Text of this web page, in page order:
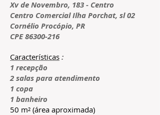
Xv de Novembro, 183 - Centro
Centro Comercial Ilha Porchat, sl 02
Cornélio Procópio, PR
CPE86300-216
Características :
1 recepção
2 salas para atendimento
1 copa
1 banheiro
50 m² (área aproximada)